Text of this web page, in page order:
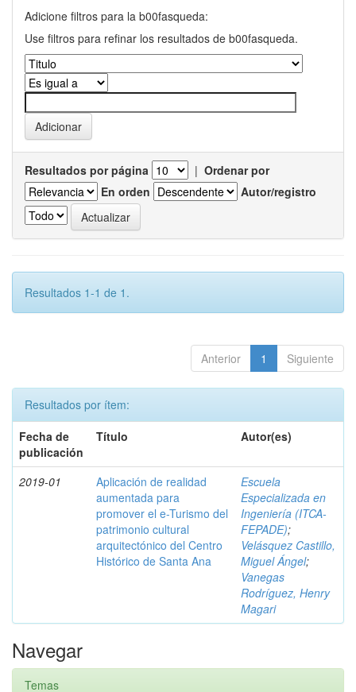
Adicione filtros para la b00fasqueda:
Use filtros para refinar los resultados de b00fasqueda.
Resultados por página | Ordenar por
En orden
Autor/registro
Resultados 1-1 de 1.
Anterior 1 Siguiente
Resultados por ítem:
Fecha de
publicación
Título Autor(es)
2019-01
Aplicación de realidad
aumentada para
promover el e-Turismo del
patrimonio cultural
arquitectónico del Centro
Histórico de Santa Ana
Escuela
Especializada en
Ingeniería (ITCA-
FEPADE);
Velásquez Castillo,
Miguel Ángel;
Vanegas
Rodríguez, Henry
Magari
Navegar
Temas